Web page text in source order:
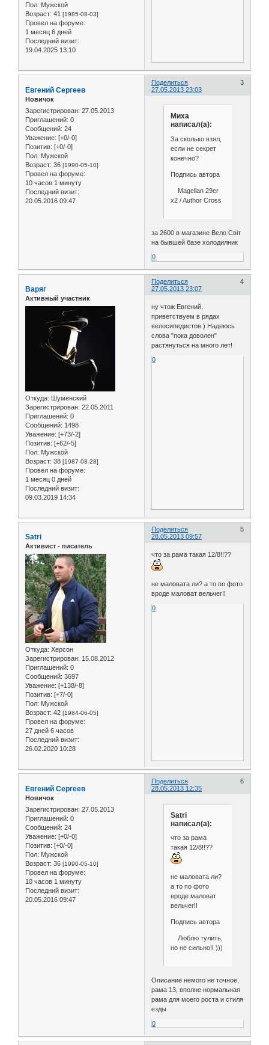
Пол: Мужской
Возраст: 41 [1985-08-03]
Провел на форуме:
1 месяц 6 дней
Последний визит:
19.04.2025 13:10
Поделиться
3
27.05.2013 23:03
Евгений Сергеев
Новичок
Зарегистрирован: 27.05.2013
Приглашений: 0
Сообщений: 24
Уважение: [+0/-0]
Позитив: [+0/-0]
Пол: Мужской
Возраст: 36 [1990-05-10]
Провел на форуме:
10 часов 1 минуту
Последний визит:
20.05.2016 09:47
Миха
написал(а):
За сколько взял,
если не секрет
конечно?
Подпись автора
Magellan 29er
x2 / Author Cross
за 2600 в магазине Вело Свiт
на бывшей базе холодилник
0
Поделиться
4
27.05.2013 23:07
Варяг
Активный участник
Откуда: Шуменский
Зарегистрирован: 22.05.2011
Приглашений: 0
Сообщений: 1498
Уважение: [+73/-2]
Позитив: [+62/-5]
Пол: Мужской
Возраст: 38 [1987-08-28]
Провел на форуме:
1 месяц 0 дней
Последний визит:
09.03.2019 14:34
ну чтож Евгений,
приветствуем в рядах
велосипедистов ) Надеюсь
слова "пока доволен"
растянуться на много лет!
0
Поделиться
5
28.05.2013 09:57
Satri
Активист - писатель
Откуда: Херсон
Зарегистрирован: 15.08.2012
Приглашений: 0
Сообщений: 3697
Уважение: [+138/-8]
Позитив: [+7/-0]
Пол: Мужской
Возраст: 42 [1984-06-05]
Провел на форуме:
27 дней 6 часов
Последний визит:
26.02.2020 10:28
что за рама такая 12/8!!??
не маловата ли? а то по фото
вроде маловат вельчег!!
0
Поделиться
6
28.05.2013 12:35
Евгений Сергеев
Новичок
Зарегистрирован: 27.05.2013
Приглашений: 0
Сообщений: 24
Уважение: [+0/-0]
Позитив: [+0/-0]
Пол: Мужской
Возраст: 36 [1990-05-10]
Провел на форуме:
10 часов 1 минуту
Последний визит:
20.05.2016 09:47
Satri
написал(а):
что за рама
такая 12/8!!??
не маловата ли?
а то по фото
вроде маловат
вельчег!!
Подпись автора
Люблю тулить,
но не сильно!! )))
Описание немого не точное,
рама 13, вполне нормальная
рама для моего роста и стиля
езды
0